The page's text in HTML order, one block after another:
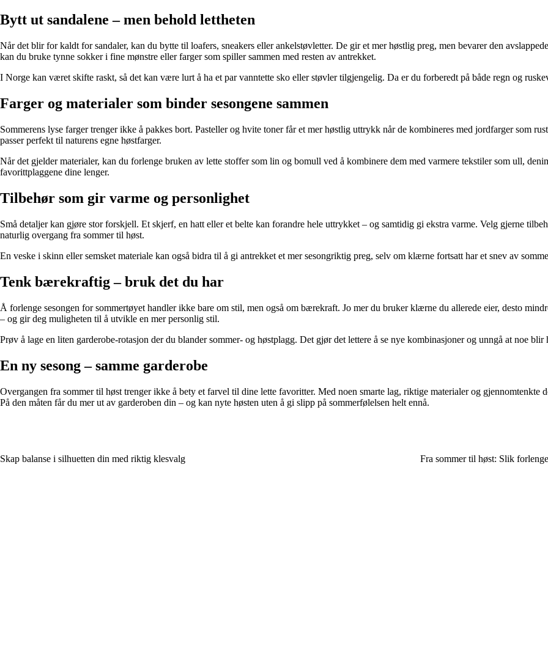
Bytt ut sandalene – men behold lettheten
Når det blir for kaldt for sandaler, kan du bytte til loafers, sneakers eller ankelstøvletter. De gir et mer høstlig preg, men bevarer den
kan du bruke tynne sokker i fine mønstre eller farger som spiller sammen med resten av antrekket.
I Norge kan været skifte raskt, så det kan være lurt å ha et par vanntette sko eller støvler tilgjengelig. Da er du forberedt på både regn og
Farger og materialer som binder sesongene sammen
Sommerens lyse farger trenger ikke å pakkes bort. Pasteller og hvite toner får et mer høstlig uttrykk når de kombineres med jordfarger som
passer perfekt til naturens egne høstfarger.
Når det gjelder materialer, kan du forlenge bruken av lette stoffer som lin og bomull ved å kombinere dem med varmere tekstiler som ull,
favorittplaggene dine lenger.
Tilbehør som gir varme og personlighet
Små detaljer kan gjøre stor forskjell. Et skjerf, en hatt eller et belte kan forandre hele uttrykket – og samtidig gi ekstra varme. Velg gjerne
naturlig overgang fra sommer til høst.
En veske i skinn eller semsket materiale kan også bidra til å gi antrekket et mer sesongriktig preg, selv om klærne fortsatt har et snev av
Tenk bærekraftig – bruk det du har
Å forlenge sesongen for sommertøyet handler ikke bare om stil, men også om bærekraft. Jo mer du bruker klærne du allerede eier, desto
– og gir deg muligheten til å utvikle en mer personlig stil.
Prøv å lage en liten garderobe-rotasjon der du blander sommer- og høstplagg. Det gjør det lettere å se nye kombinasjoner og unngå at noe blir
En ny sesong – samme garderobe
Overgangen fra sommer til høst trenger ikke å bety et farvel til dine lette favoritter. Med noen smarte lag, riktige materialer og gjennomtenkte
På den måten får du mer ut av garderoben din – og kan nyte høsten uten å gi slipp på sommerfølelsen helt ennå.
Skap balanse i silhuetten din med riktig klesvalg Fra sommer til høst: Slik